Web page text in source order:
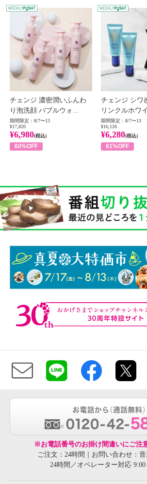
チェンジ 濃密潤いふんわ
り泡洗顔 バブルウォ...
期間限定：8/7〜13
¥17,820
¥6,980(税込)
60%OFF
チェンジ シワ
リンクルホワ
期間限定：8/7〜13
¥16,126
¥6,280(税込)
61%OFF
※お電話番号のお掛け間違いにご注
ご注文：24時間｜お問い合わせ：
24時間／オペレーター対応 9:00